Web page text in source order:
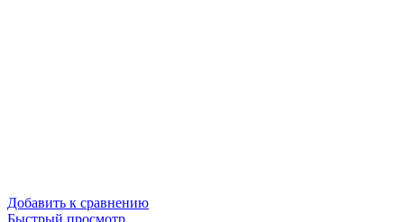
Добавить к сравнению
Быстрый просмотр